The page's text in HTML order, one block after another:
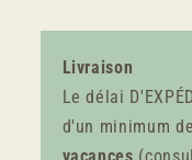
Livraison
Le délai
d'un minimum de
vacances